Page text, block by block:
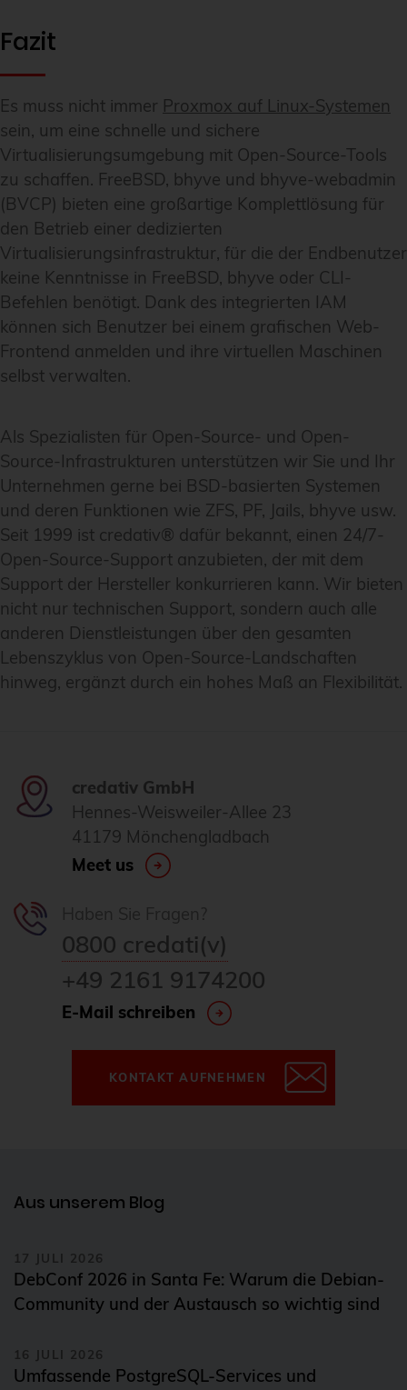
Fazit
Es muss nicht immer Proxmox auf Linux-Systemen
sein, um eine schnelle und sichere
Virtualisierungsumgebung mit Open-Source-Tools
zu schaffen. FreeBSD, bhyve und bhyve-webadmin
(BVCP) bieten eine großartige Komplettlösung für
den Betrieb einer dedizierten
Virtualisierungsinfrastruktur, für die der Endbenutzer
keine Kenntnisse in FreeBSD, bhyve oder CLI-
Befehlen benötigt. Dank des integrierten IAM
können sich Benutzer bei einem grafischen Web-
Frontend anmelden und ihre virtuellen Maschinen
selbst verwalten.
Als Spezialisten für Open-Source- und Open-
Source-Infrastrukturen unterstützen wir Sie und Ihr
Unternehmen gerne bei BSD-basierten Systemen
und deren Funktionen wie ZFS, PF, Jails, bhyve usw.
Seit 1999 ist credativ® dafür bekannt, einen 24/7-
Open-Source-Support anzubieten, der mit dem
Support der Hersteller konkurrieren kann. Wir bieten
nicht nur technischen Support, sondern auch alle
anderen Dienstleistungen über den gesamten
Lebenszyklus von Open-Source-Landschaften
hinweg, ergänzt durch ein hohes Maß an Flexibilität.
credativ GmbH
Hennes-Weisweiler-Allee 23
41179 Mönchengladbach
Meet us
0800 credati(v)
+49 2161 9174200
E-Mail schreiben
KONTAKT AUFNEHMEN
Aus unserem Blog
17 JULI 2026
DebConf 2026 in Santa Fe: Warum die Debian-
Community und der Austausch so wichtig sind
16 JULI 2026
Umfassende PostgreSQL-Services und